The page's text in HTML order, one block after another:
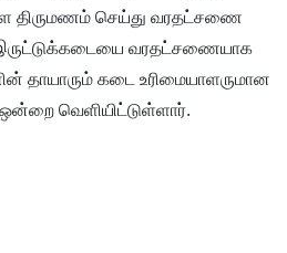
திருமணம் செய்து வரதட்சணை
வரதட்சணையாக
தாயாரும் கடை உரிமையாளருமான
ஒன்றை வெளியிட்டுள்ளார்.